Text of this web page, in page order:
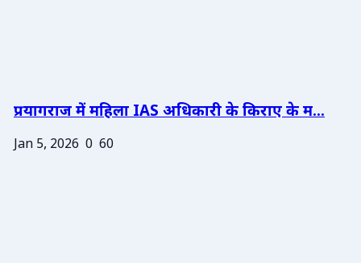
प्रयागराज में महिला IAS अधिकारी के किराए के म...
Jan 5, 2026 0 60